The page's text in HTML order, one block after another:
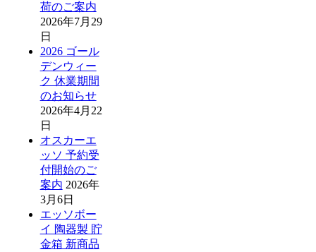
荷のご案内
2026年7月29
日
2026 ゴール
デンウィー
ク 休業期間
のお知らせ
2026年4月22
日
オスカーエ
ッソ 予約受
付開始のご
案内 2026年
3月6日
エッソボー
イ 陶器製 貯
金箱 新商品